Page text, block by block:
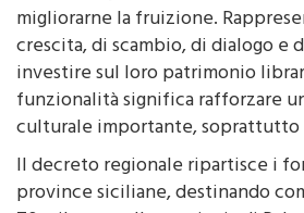
Paolo Scarpinato– e cerchiamo
migliorarne la fruizione.
crescita, di scambio, di dialogo e
investire sul loro patrimonio
funzionalità significa rafforzare
culturale importante, soprattutto
Il decreto regionale ripartisce i